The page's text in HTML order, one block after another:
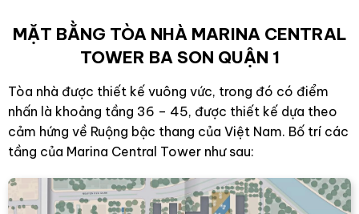
MẶT BẰNG TÒA NHÀ MARINA CENTRAL
TOWER BA SON QUẬN 1
Tòa nhà được thiết kế vuông vức, trong đó có điểm
nhấn là khoảng tầng 36 – 45, được thiết kế dựa theo
cảm hứng về Ruộng bậc thang của Việt Nam. Bố trí các
tầng của Marina Central Tower như sau: